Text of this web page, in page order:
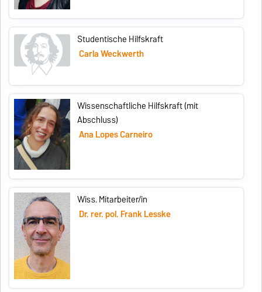
Studentische Hilfskraft
Carla Weckwerth
Wissenschaftliche Hilfskraft (mit
Abschluss)
Ana Lopes Carneiro
Wiss. Mitarbeiter/in
Dr. rer. pol. Frank Lesske